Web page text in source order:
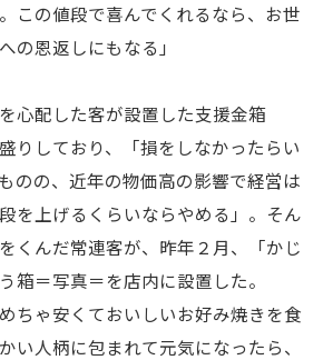
この値段で喜んでくれるなら、お世
の恩返しにもなる」
心配した客が設置した支援金箱
りしており、「損をしなかったらい
のの、近年の物価高の影響で経営は
を上げるくらいならやめる」。そん
くんだ常連客が、昨年２月、「かじ
箱＝写真＝を店内に設置した。
ちゃ安くておいしいお好み焼きを食
い人柄に包まれて元気になったら、